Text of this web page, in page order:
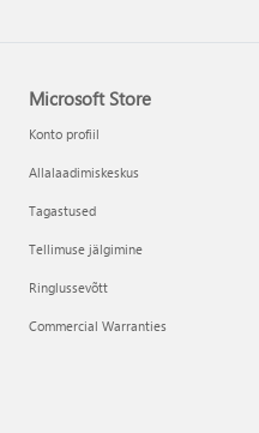
Microsoft Store
Konto profiil
Allalaadimiskeskus
Tagastused
Tellimuse jälgimine
Ringlussevõtt
Commercial Warranties